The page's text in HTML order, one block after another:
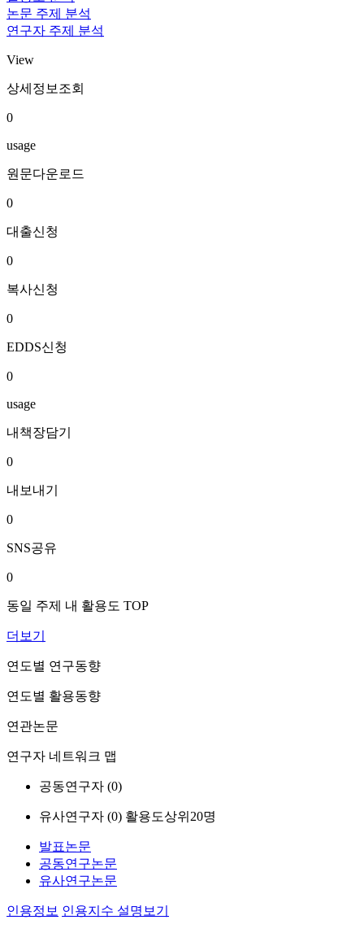
논문 주제 분석
연구자 주제 분석
View
상세정보조회
0
usage
원문다운로드
0
대출신청
0
복사신청
0
EDDS신청
0
usage
내책장담기
0
내보내기
0
SNS공유
0
동일 주제 내 활용도 TOP
더보기
연도별 연구동향
연도별 활용동향
연관논문
연구자 네트워크 맵
공동연구자 (0)
유사연구자 (0) 활용도상위20명
발표논문
공동연구논문
유사연구논문
인용정보 인용지수 설명보기